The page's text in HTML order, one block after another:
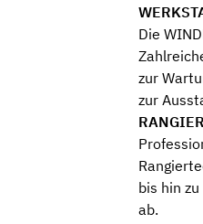
Die
zur
zur
bis hin
ab.